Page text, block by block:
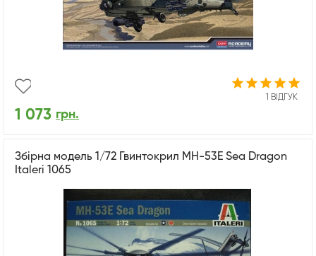
1 ВІДГУК
1 073 грн.
Збірна модель 1/72 Гвинтокрил MH-53E Sea Dragon
Italeri 1065